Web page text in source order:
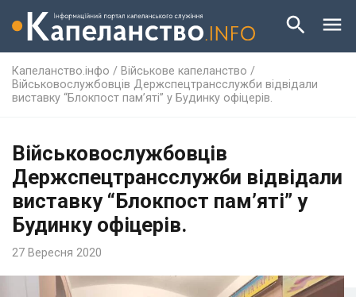
Капеланство.інфо / Військове капеланство /
Військовослужбовців Держспецтрансслужби відвідали
виставку “Блокпост пам’яті” у Будинку офіцерів.
Військовослужбовців
Держспецтрансслужби відвідали
виставку “Блокпост пам’яті” у
Будинку офіцерів.
27 Вересня 2020